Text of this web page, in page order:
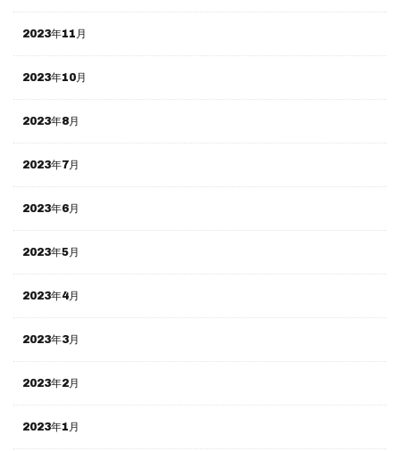
2023年11月
2023年10月
2023年8月
2023年7月
2023年6月
2023年5月
2023年4月
2023年3月
2023年2月
2023年1月